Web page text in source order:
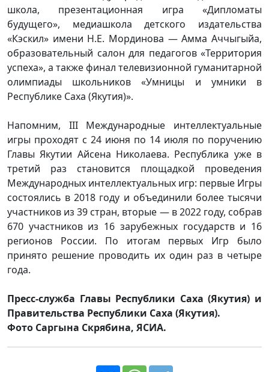
школа, презентационная игра «Дипломаты
будущего», медиашкола детского издательства
«Кэскил» имени Н.Е. Мординова — Амма Аччыгыйа,
образовательный салон для педагогов «Территория
успеха», а также финал телевизионной гуманитарной
олимпиады школьников «Умницы и умники в
Республике Саха (Якутия)».
Напомним, III Международные интеллектуальные
игры проходят с 24 июня по 14 июля по поручению
Главы Якутии Айсена Николаева. Республика уже в
третий раз становится площадкой проведения
Международных интеллектуальных игр: первые Игры
состоялись в 2018 году и объединили более тысячи
участников из 39 стран, вторые — в 2022 году, собрав
670 участников из 16 зарубежных государств и 16
регионов России. По итогам первых Игр было
принято решение проводить их один раз в четыре
года.
Пресс-служба Главы Республики Саха (Якутия) и
Правительства Республики Саха (Якутия).
Фото Саргына Скрябина, ЯСИА.